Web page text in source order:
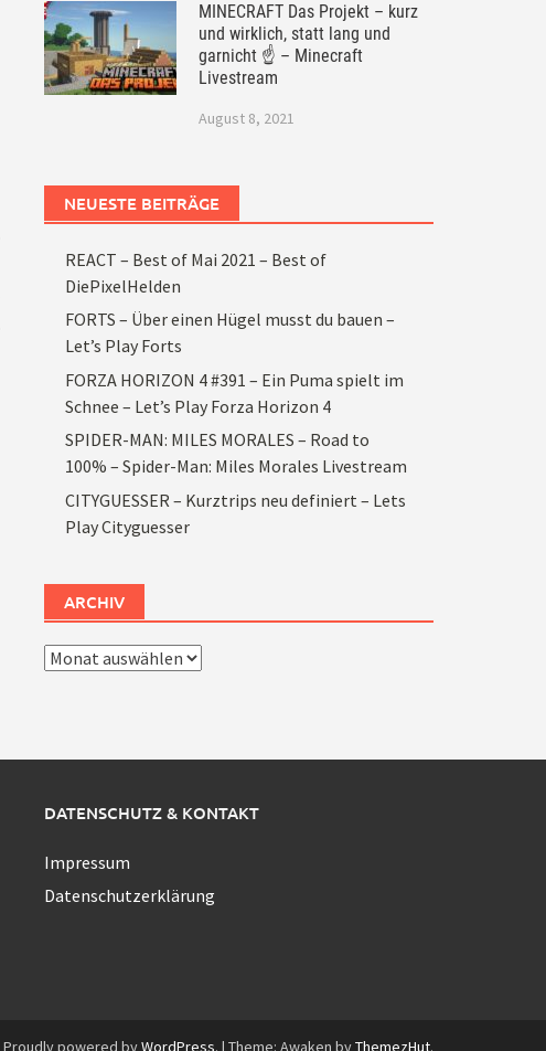
MINECRAFT Das Projekt – kurz
und wirklich, statt lang und
garnicht ☝ – Minecraft
Livestream
August 8, 2021
NEUESTE BEITRÄGE
REACT – Best of Mai 2021 – Best of
DiePixelHelden
FORTS – Über einen Hügel musst du bauen –
Let’s Play Forts
FORZA HORIZON 4 #391 – Ein Puma spielt im
Schnee – Let’s Play Forza Horizon 4
SPIDER-MAN: MILES MORALES – Road to
100% – Spider-Man: Miles Morales Livestream
CITYGUESSER – Kurztrips neu definiert – Lets
Play Cityguesser
ARCHIV
Archiv
DATENSCHUTZ & KONTAKT
Impressum
Datenschutzerklärung
Proudly powered byWordPress. | Theme: Awaken byThemezHut.